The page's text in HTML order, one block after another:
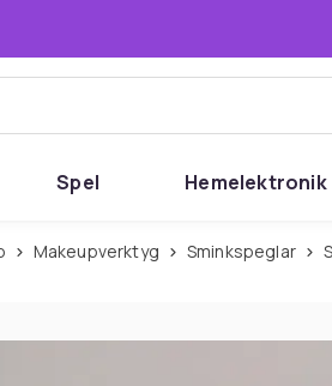
Spel Hemelektronik
Makeupverktyg Sminkspeglar